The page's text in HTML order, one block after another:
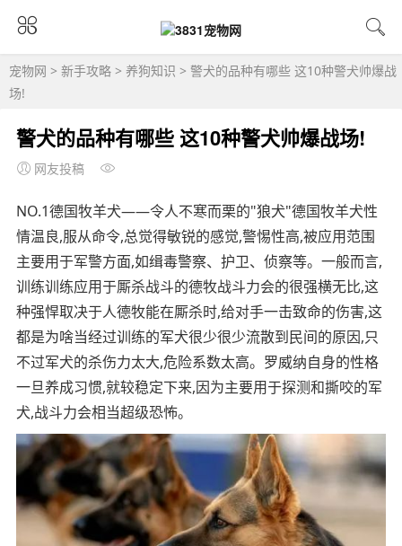
宠物网 > 新手攻略 > 养狗知识 > 警犬的品种有哪些 这10种警犬帅爆战
场!
警犬的品种有哪些 这10种警犬帅爆战场!
网友投稿
NO.1德国牧羊犬——令人不寒而栗的"狼犬"德国牧羊犬性
情温良,服从命令,总觉得敏锐的感觉,警惕性高,被应用范围
主要用于军警方面,如缉毒警察、护卫、侦察等。一般而言,
训练训练应用于厮杀战斗的德牧战斗力会的很强横无比,这
种强悍取决于人德牧能在厮杀时,给对手一击致命的伤害,这
都是为啥当经过训练的军犬很少很少流散到民间的原因,只
不过军犬的杀伤力太大,危险系数太高。罗威纳自身的性格
一旦养成习惯,就较稳定下来,因为主要用于探测和撕咬的军
犬,战斗力会相当超级恐怖。